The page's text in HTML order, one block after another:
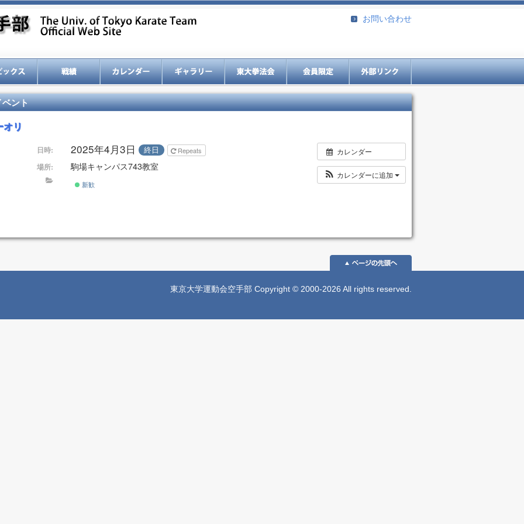
お問い合わせ
ベント
オリ
カレンダー
カレンダーに追加
日時: 2025年4月3日 終日 Repeats
場所: 駒場キャンパス743教室
新歓
東京大学運動会空手部 Copyright © 2000-2026 All rights reserved.